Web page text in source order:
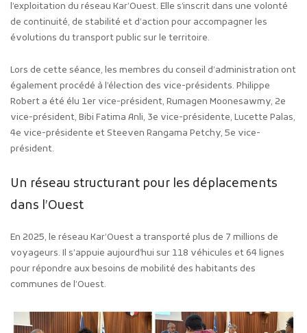
l’exploitation du réseau Kar’Ouest. Elle s’inscrit dans une volonté
de continuité, de stabilité et d’action pour accompagner les
évolutions du transport public sur le territoire.
Lors de cette séance, les membres du conseil d’administration ont
également procédé à l’élection des vice-présidents. Philippe
Robert a été élu 1er vice-président, Rumagen Moonesawmy, 2e
vice-président, Bibi Fatima Anli, 3e vice-présidente, Lucette Palas,
4e vice-présidente et Steeven Rangama Petchy, 5e vice-
président.
Un réseau structurant pour les déplacements
dans l’Ouest
En 2025, le réseau Kar’Ouest a transporté plus de 7 millions de
voyageurs. Il s’appuie aujourd’hui sur 118 véhicules et 64 lignes
pour répondre aux besoins de mobilité des habitants des
communes de l’Ouest.